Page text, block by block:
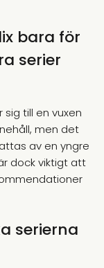
bara för
serier
till en vuxen
men det
av en yngre
dock viktigt att
serierna